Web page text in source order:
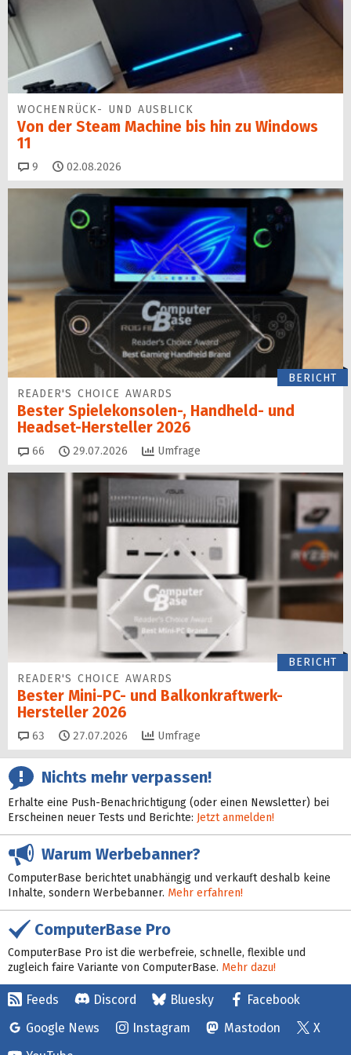
WOCHENRÜCK- UND AUSBLICK
Von der Steam Machine bis hin zu Windows
11
9 Kommentare
02.08.2026
BERICHT
READER'S CHOICE AWARDS
Bester Spielekonsolen-, Handheld- und
Headset-Hersteller 2026
66 Kommentare
29.07.2026 Umfrage
BERICHT
READER'S CHOICE AWARDS
Bester Mini-PC- und Balkonkraftwerk-
Hersteller 2026
63 Kommentare
27.07.2026 Umfrage
Nichts mehr verpassen!
Erhalte eine Push-Benachrichtigung (oder einen Newsletter) bei
Erscheinen neuer Tests und Berichte: Jetzt anmelden!
Warum Werbebanner?
ComputerBase berichtet unabhängig und verkauft deshalb keine
Inhalte, sondern Werbebanner. Mehr erfahren!
ComputerBase Pro
ComputerBase Pro ist die werbefreie, schnelle, flexible und
zugleich faire Variante von ComputerBase. Mehr dazu!
Feeds Discord Bluesky
Facebook
Google News
Instagram Mastodon
X